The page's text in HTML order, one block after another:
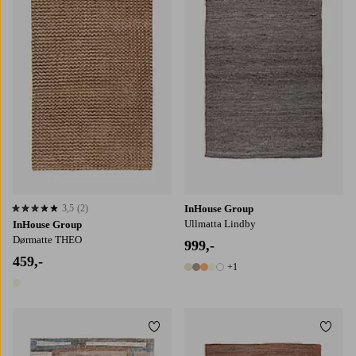
InHouse Group
Dørmatte THEO
459,-
3,5 basert på 2 karaktergivninger
3,5 (2)
50X8060X90
InHouse Group
Ullmatta Lindby
999,-
6 farger
+1
80X160 140X200160X230 200X290
240X340
Legg til favoritter